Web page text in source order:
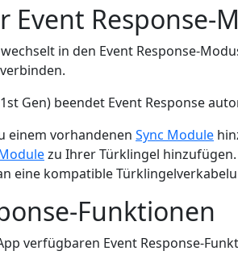
Event Response-
in den Event Response-
Gen) beendet Event Response
einem vorhandenen Sync Module
zu Ihrer Türklingel hinzufügen.
eine kompatible
Funktionen
verfügbaren Event Response-